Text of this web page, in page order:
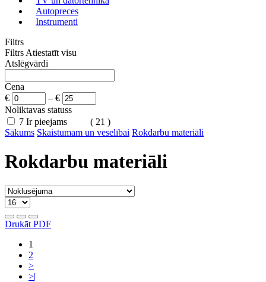
Autopreces
Instrumenti
Filtrs
Filtrs Atiestatīt visu
Atslēgvārdi
Cena
€
– €
Noliktavas statuss
7 Ir pieejams
( 21 )
Sākums Skaistumam un veselībai Rokdarbu materiāli
Rokdarbu materiāli
Drukāt PDF
1
2
>
>|